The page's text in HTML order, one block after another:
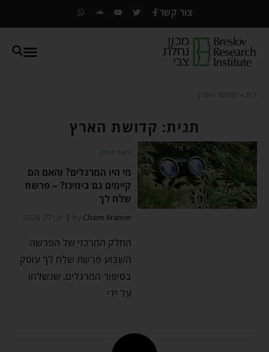
צור קשר
בית קדושת הארץ
תגית: קדושת הארץ
פשוט ועמוק
מי היו המרגלים? והאם הם
קיימים גם בימינו? – פרשת
שלח לך
by Chaim Kramer יוני 27, 2024
החלק המרכזי של הפרשה
השבוע פרשת שלח לך עוסק
בסיפור המרגלים, שנשלחו
על ידי